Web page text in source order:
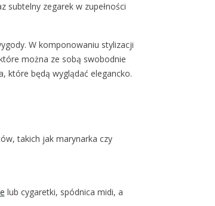
subtelny zegarek w zupełności
W komponowaniu stylizacji
można ze sobą swobodnie
które będą wyglądać elegancko.
takich jak marynarka czy
lub cygaretki, spódnica midi, a